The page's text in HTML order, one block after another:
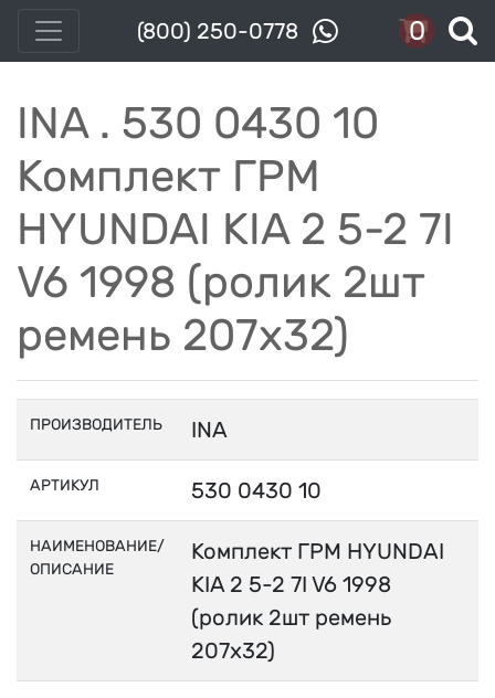
(800) 250-0778 0
INA . 530 0430 10
Комплект ГРМ
HYUNDAI KIA 2 5-2 7I
V6 1998 (ролик 2шт
ремень 207x32)
ПРОИЗВОДИТЕЛЬ INA
АРТИКУЛ 530 0430 10
НАИМЕНОВАНИЕ/
ОПИСАНИЕ
Комплект ГРМ HYUNDAI
KIA 2 5-2 7I V6 1998
(ролик 2шт ремень
207x32)